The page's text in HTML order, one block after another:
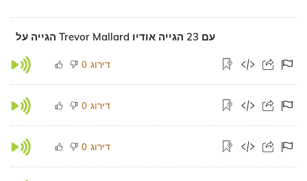
הגייה על Trevor Mallard עם 23 הגייה אודיו
0 דירוג
0 דירוג
0 דירוג